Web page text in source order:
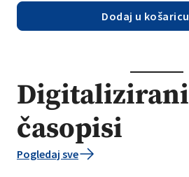
Dodaj u košaricu
Digitalizirani
časopisi
Pogledaj sve